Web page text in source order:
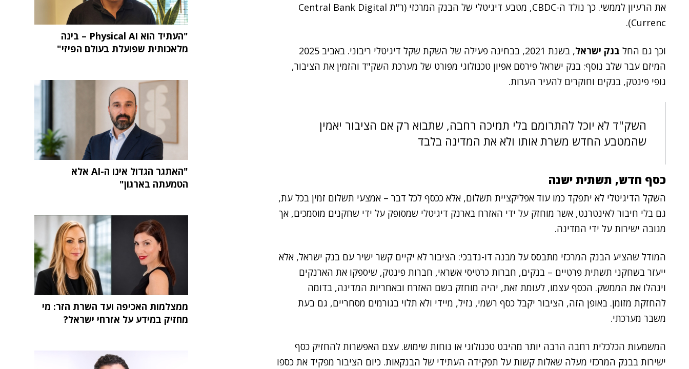
את הרעיון לממשי. כך נולד ה-CBDC, מטבע דיגיטלי של הבנק המרכזי (ר"ת Central Bank Digital
Currenc).
וכך גם החל בנק ישראל
, בשנת 2021, בבחינה פעילה של השקת שקל דיגיטלי ריבוני. באביב 2025
המיזם עבר שלב נוסף: בנק ישראל פירסם אפיון טכנולוגי מפורט של מערכת השק"ד והזמין את הציבור,
גופי פינטק, בנקים וחוקרים להעיר הערות.
השק"ד לא יוכל להתרומם בלי תמיכה רחבה, שתבוא רק אם הציבור יאמין
שהמטבע החדש משרת אותו ולא את המדינה בלבד
כסף חדש, תשתית ישנה
השקל הדיגיטלי לא יתפקד כמו עוד אפליקציית תשלום, אלא ככסף לכל דבר – אמצעי תשלום זמין בכל עת,
גם בלי חיבור לאינטרנט, אשר מוחזק על ידי האזרח בארנק דיגיטלי שמסופק על ידי שחקנים מוסמכים, אך
מגובה ישירות על ידי המדינה.
המודל שהציע הבנק המרכזי מתבסס על מבנה דו-נדבכי: הציבור לא יקיים קשר ישיר עם בנק ישראל, אלא
ייעזר בשחקני תשתית פרטיים – בנקים, חברות כרטיסי אשראי, חברות פינטק, שיספקו את הארנקים
וינהלו את הממשק. הכסף עצמו, לעומת זאת, יהיה מוחזק בשם האזרח ובאחריות המדינה, בדומה
להחזקת מזומן. באופן הזה, הציבור יקבל כסף רשמי, נזיל, מיידי ולא תלוי בגורמים מסחריים, גם בעת
משבר מערכתי.
המשמעות הכלכלית רחבה הרבה יותר מהיבט טכנולוגי או נוחות שימוש. עצם האפשרות להחזיק כסף
ישירות בבנק המרכזי מעלה שאלות קשות על תפקידה העתידי של הבנקאות. כיום הציבור מפקיד את כספו
"העתיד הוא Physical AI – בינה
מלאכותית שפועלת בעולם הפיזי"
"האתגר הגדול אינו ה-AI אלא
הטמעתה בארגון"
ממצלמות האכיפה ועד השרת הזר: מי
מחזיק במידע על אזרחי ישראל?